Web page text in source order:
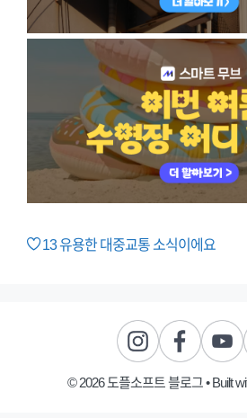
13유용한 대중교통 소식이에요
© 2026 도플소프트 블로그• Built